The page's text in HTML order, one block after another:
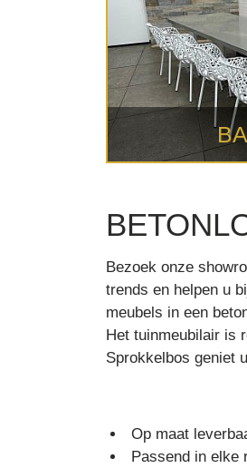
Bezoek onze
trends en helpen u
meubels in een
Het tuinmeubilair is
Sprokkelbos geniet
Op maat
Passend in elke